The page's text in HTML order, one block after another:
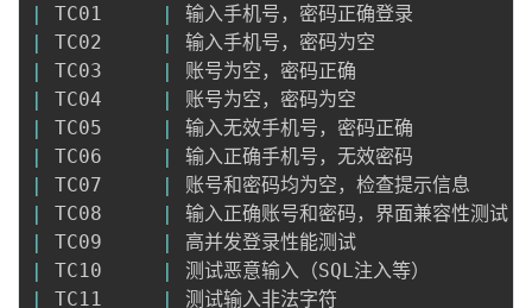
|
TC01 | 输入手机号，密码正确登录
|
TC02 |
输入手机号，密码为
|
TC03 |
账号为空，密码正
|
TC04 |
账号为空，密码为
|
TC05 |
输入无效手机号，密码正确
|
TC06 |
输入正确手机号，无效密码
|
TC07 | 账号和密码均为空，检查提示信息
|
TC08 | 输入正确账号和密码，界面兼容性测试
|
TC09 |
高并发登录性能测
|
TC10 |
测试恶意输入（SQL注入等
|
TC11 |
测试输入非法字